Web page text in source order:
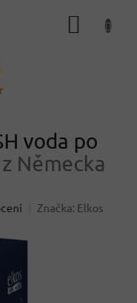
voda po
Německa
Značka: Elkos